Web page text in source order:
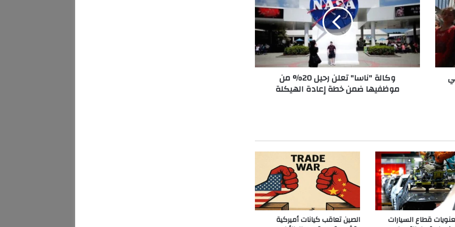
ا
ل
"
ن
ا
س
ر
ح
ي
ل
2
0
%
وكالة "ناسا" تعلن رحيل 20% من
موظفيها ضمن خطة إعادة الهيكلة
قطاع السيارات الصين تعاقب كيانات أميركية